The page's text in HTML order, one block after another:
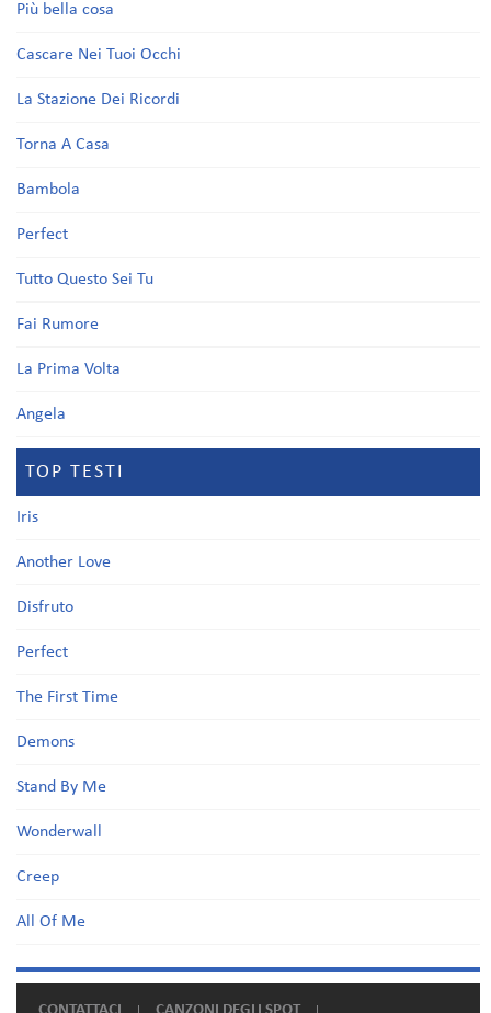
Più bella cosa
Cascare Nei Tuoi Occhi
La Stazione Dei Ricordi
Torna A Casa
Bambola
Perfect
Tutto Questo Sei Tu
Fai Rumore
La Prima Volta
Angela
TOP TESTI
Iris
Another Love
Disfruto
Perfect
The First Time
Demons
Stand By Me
Wonderwall
Creep
All Of Me